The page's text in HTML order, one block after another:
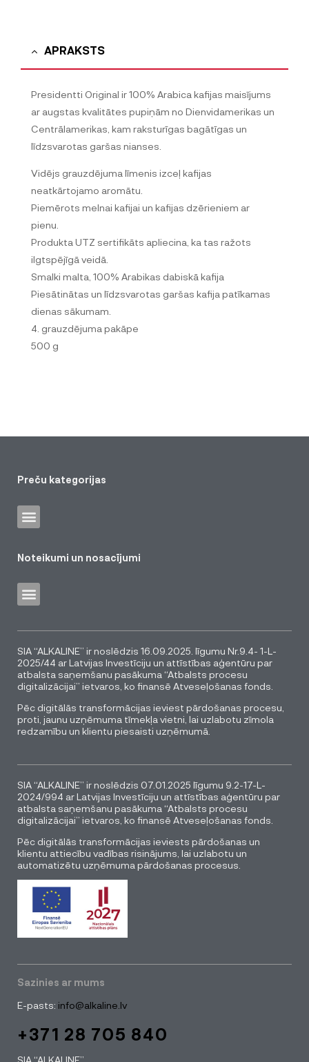
APRAKSTS
Presidentti Original ir 100% Arabica kafijas maisījums
ar augstas kvalitātes pupiņām no Dienvidamerikas un
Centrālamerikas, kam raksturīgas bagātīgas un
līdzsvarotas garšas nianses.
Vidējs grauzdējuma līmenis izceļ kafijas
neatkārtojamo aromātu.
Piemērots melnai kafijai un kafijas dzērieniem ar
pienu.
Produkta UTZ sertifikāts apliecina, ka tas ražots
ilgtspējīgā veidā.
Smalki malta, 100% Arabikas dabiskā kafija
Piesātinātas un līdzsvarotas garšas kafija patīkamas
dienas sākumam.
4. grauzdējuma pakāpe
500 g
Preču kategorijas
Noteikumi un nosacījumi
SIA “ALKALINE” ir noslēdzis 16.09.2025. līgumu Nr.9.4- 1-L-
2025/44 ar Latvijas Investīciju un attīstības aģentūru par
atbalsta saņemšanu pasākuma “Atbalsts procesu
digitalizācijai” ietvaros, ko finansē Atveseļošanas fonds.
Pēc digitālās transformācijas ieviest pārdošanas procesu,
proti, jaunu uzņēmuma tīmekļa vietni, lai uzlabotu zīmola
redzamību un klientu piesaisti uzņēmumā.
SIA “ALKALINE” ir noslēdzis 07.01.2025 līgumu 9.2-17-L-
2024/994 ar Latvijas Investīciju un attīstības aģentūru par
atbalsta saņemšanu pasākuma “Atbalsts procesu
digitalizācijai” ietvaros, ko finansē Atveseļošanas fonds.
Pēc digitālās transformācijas ieviests pārdošanas un
klientu attiecību vadības risinājums, lai uzlabotu un
automatizētu uzņēmuma pārdošanas procesus.
Sazinies ar mums
E-pasts: info@alkaline.lv
+371 28 705 840